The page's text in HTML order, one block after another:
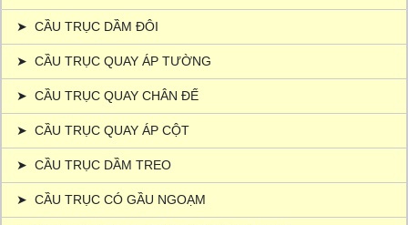
➤ CẦU TRỤC DẦM ĐÔI
➤ CẦU TRỤC QUAY ÁP TƯỜNG
➤ CẦU TRỤC QUAY CHÂN ĐẾ
➤ CẦU TRỤC QUAY ÁP CỘT
➤ CẦU TRỤC DẦM TREO
➤ CẦU TRỤC CÓ GẦU NGOẠM